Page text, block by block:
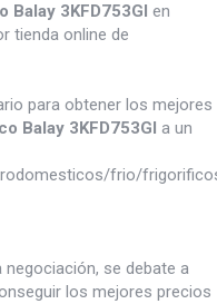
Balay 3KFD753GI en
tienda online de
para obtener los mejores
Balay 3KFD753GI a un
frio/
se debate a
los mejores precios